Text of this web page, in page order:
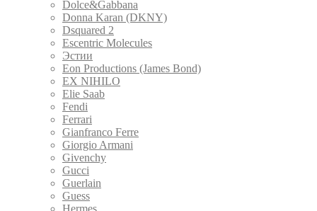
Dolce&Gabbana
Donna Karan (DKNY)
Dsquared 2
Escentric Molecules
Эстии
Eon Productions (James Bond)
EX NIHILO
Elie Saab
Fendi
Ferrari
Gianfranco Ferre
Giorgio Armani
Givenchy
Gucci
Guerlain
Guess
Hermes